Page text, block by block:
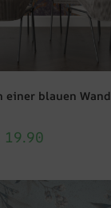
einer blauen Wand
19.90